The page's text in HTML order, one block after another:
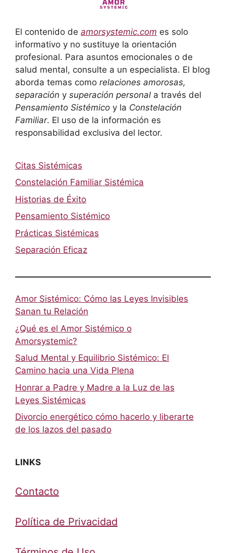
El contenido de amorsystemic.com es solo
informativo y no sustituye la orientación
profesional. Para asuntos emocionales o de
salud mental, consulte a un especialista. El blog
aborda temas como relaciones amorosas,
separación y superación personal a través del
Pensamiento Sistémico y la Constelación
Familiar. El uso de la información es
responsabilidad exclusiva del lector.
Citas Sistémicas
Constelación Familiar Sistémica
Historias de Éxito
Pensamiento Sistémico
Prácticas Sistémicas
Separación Eficaz
Amor Sistémico: Cómo las Leyes Invisibles
Sanan tu Relación
¿Qué es el Amor Sistémico o
Amorsystemic?
Salud Mental y Equilibrio Sistémico: El
Camino hacia una Vida Plena
Honrar a Padre y Madre a la Luz de las
Leyes Sistémicas
Divorcio energético cómo hacerlo y liberarte
de los lazos del pasado
LINKS
Contacto
Política de Privacidad